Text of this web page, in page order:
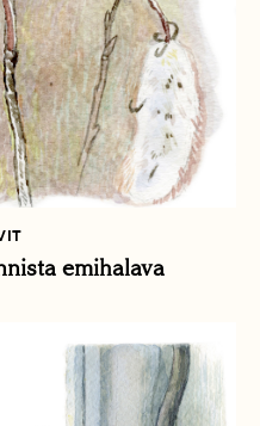
emihalava